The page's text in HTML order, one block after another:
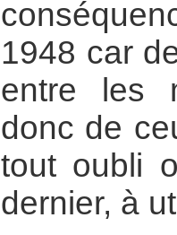
1948 car
entre les
donc de
tout oubli
dernier, à